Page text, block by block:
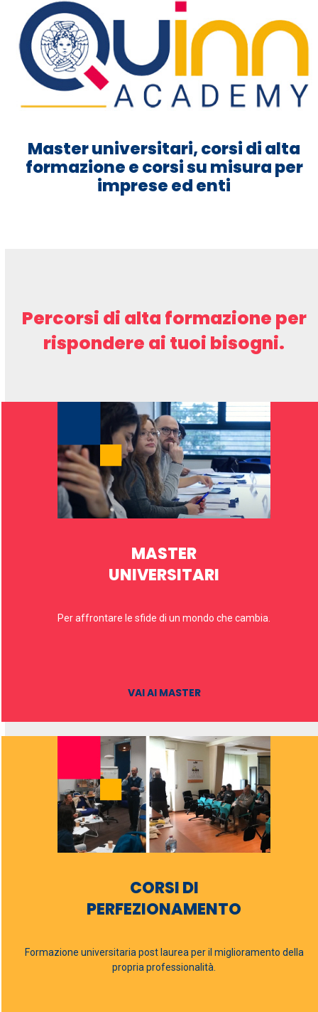
Master universitari, corsi di alta
formazione e corsi su misura per
imprese ed enti
Percorsi di alta formazione per
rispondere ai tuoi bisogni.
MASTER
UNIVERSITARI
Per affrontare le sfide di un mondo che cambia.
VAI AI MASTER
CORSI DI
PERFEZIONAMENTO
Formazione universitaria post laurea per il miglioramento della
propria professionalità.